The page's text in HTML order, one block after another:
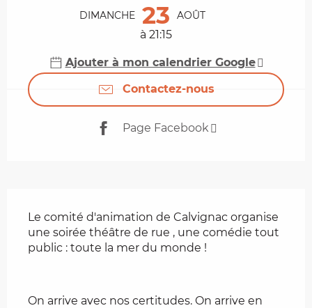
DIMANCHE 23 AOÛT
à 21:15
Ajouter à mon calendrier Google
Contactez-nous
Page Facebook
Le comité d'animation de Calvignac organise
une soirée théâtre de rue , une comédie tout
public : toute la mer du monde !
On arrive avec nos certitudes. On arrive en